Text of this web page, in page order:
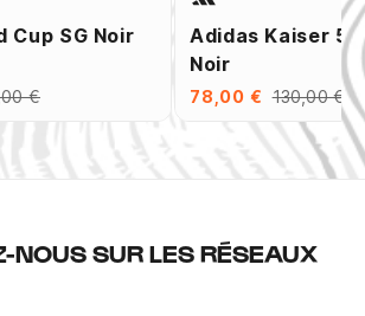
Cup SG Noir
€
Adidas Kaiser 5
Noir
78,00 € 130,00 €
NOUS SUR LES RÉSEAUX